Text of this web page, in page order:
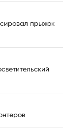
прыжок